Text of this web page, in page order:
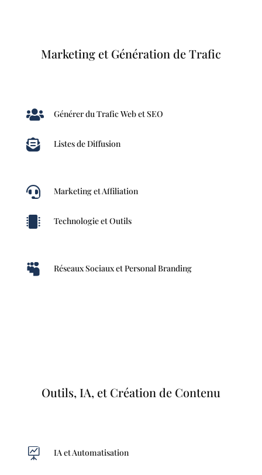
Marketing et Génération de Trafic
 Générer du Trafic Web et SEO
 Listes de Diffusion
 Marketing et Affiliation
 Technologie et Outils
 Réseaux Sociaux et Personal Branding
Outils, IA, et Création de Contenu
 IA et Automatisation